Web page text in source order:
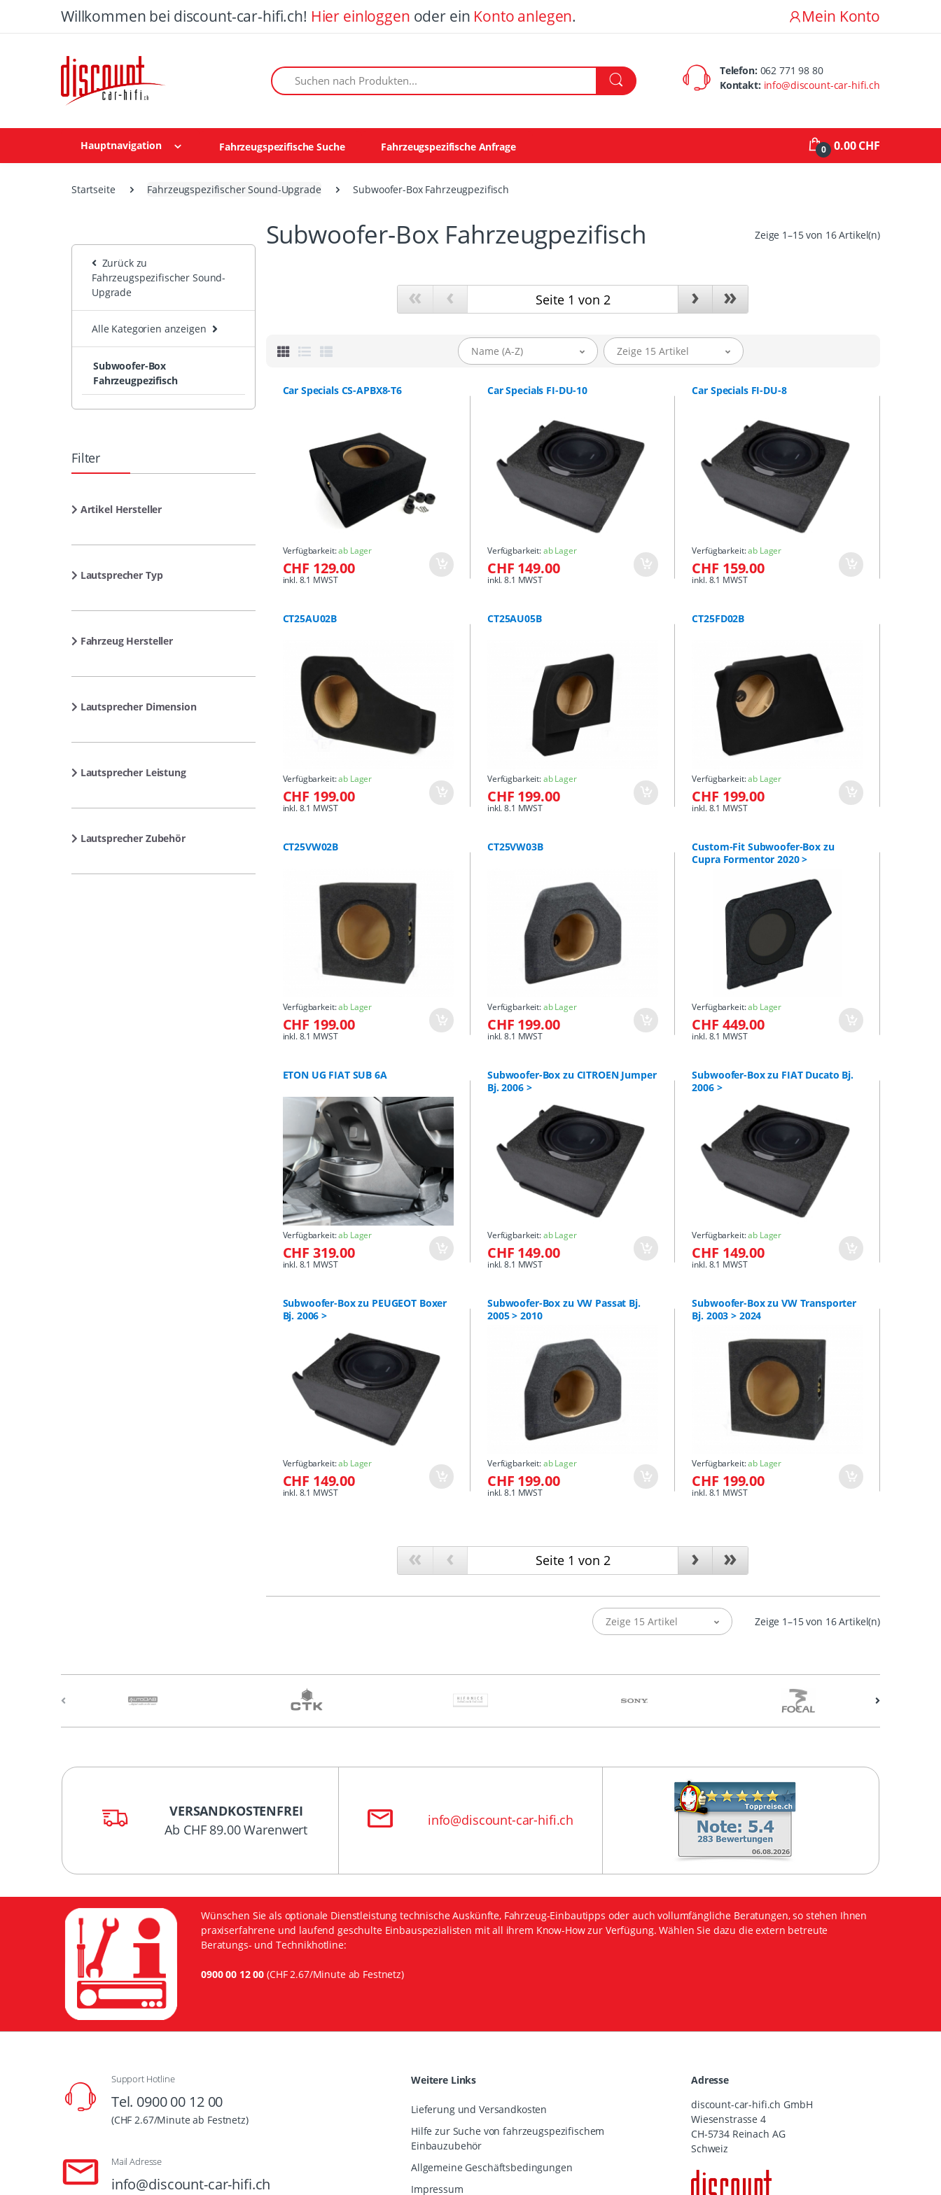
Willkommen bei discount-car-hifi.ch! Hier einloggen oder ein Konto anlegen. Mein Konto
Suchen nach Produkten: Telefon: 062 771 98 80
Kontakt: info@discount-car-hifi.ch
Hauptnavigation Fahrzeugspezifische Suche Fahrzeugspezifische Anfrage 0 0.00 CHF
Startseite Fahrzeugspezifischer Sound-Upgrade Subwoofer-Box Fahrzeugpezifisch
Zurück zu
Fahrzeugspezifischer Sound-
Upgrade
Alle Kategorien anzeigen
Subwoofer-Box
Fahrzeugpezifisch
Filter
Artikel Hersteller
Lautsprecher Typ
Fahrzeug Hersteller
Lautsprecher Dimension
Lautsprecher Leistung
Lautsprecher Zubehör
Subwoofer-Box Fahrzeugpezifisch Zeige 1–15 von 16 Artikel(n)
« ‹ › »
Name (A-Z) Zeige 15 Artikel
Car Specials CS-APBX8-T6
Verfügbarkeit:ab Lager
CHF 129.00
inkl. 8.1 MWST
Car Specials FI-DU-10
Verfügbarkeit:ab Lager
CHF 149.00
inkl. 8.1 MWST
Car Specials FI-DU-8
Verfügbarkeit:ab Lager
CHF 159.00
inkl. 8.1 MWST
CT25AU02B
Verfügbarkeit:ab Lager
CHF 199.00
inkl. 8.1 MWST
CT25AU05B
Verfügbarkeit:ab Lager
CHF 199.00
inkl. 8.1 MWST
CT25FD02B
Verfügbarkeit:ab Lager
CHF 199.00
inkl. 8.1 MWST
CT25VW02B
Verfügbarkeit:ab Lager
CHF 199.00
inkl. 8.1 MWST
CT25VW03B
Verfügbarkeit:ab Lager
CHF 199.00
inkl. 8.1 MWST
Custom-Fit Subwoofer-Box zu
Cupra Formentor 2020 >
Verfügbarkeit:ab Lager
CHF 449.00
inkl. 8.1 MWST
ETON UG FIAT SUB 6A
Verfügbarkeit:ab Lager
CHF 319.00
inkl. 8.1 MWST
Subwoofer-Box zu CITROEN Jumper
Bj. 2006 >
Verfügbarkeit:ab Lager
CHF 149.00
inkl. 8.1 MWST
Subwoofer-Box zu FIAT Ducato Bj.
2006 >
Verfügbarkeit:ab Lager
CHF 149.00
inkl. 8.1 MWST
Subwoofer-Box zu PEUGEOT Boxer
Bj. 2006 >
Verfügbarkeit:ab Lager
CHF 149.00
inkl. 8.1 MWST
Subwoofer-Box zu VW Passat Bj.
2005 > 2010
Verfügbarkeit:ab Lager
CHF 199.00
inkl. 8.1 MWST
Subwoofer-Box zu VW Transporter
Bj. 2003 > 2024
Verfügbarkeit:ab Lager
CHF 199.00
inkl. 8.1 MWST
« ‹ › »
Zeige 15 Artikel Zeige 1–15 von 16 Artikel(n)
VERSANDKOSTENFREI
Ab CHF 89.00 Warenwert
info@discount-car-hifi.ch
Wünschen Sie als optionale Dienstleistung technische Auskünfte, Fahrzeug-Einbautipps oder auch vollumfängliche Beratungen, so stehen Ihnen
praxiserfahrene und laufend geschulte Einbauspezialisten mit all ihrem Know-How zur Verfügung. Wählen Sie dazu die extern betreute
Beratungs- und Technikhotline:
0900 00 12 00 (CHF 2.67/Minute ab Festnetz)
Support Hotline
Tel. 0900 00 12 00
(CHF 2.67/Minute ab Festnetz)
Mail Adresse
info@discount-car-hifi.ch
Weitere Links
Lieferung und Versandkosten
Hilfe zur Suche von fahrzeugspezifischem
Einbauzubehör
Allgemeine Geschäftsbedingungen
Impressum
Adresse
discount-car-hifi.ch GmbH
Wiesenstrasse 4
CH-5734 Reinach AG
Schweiz